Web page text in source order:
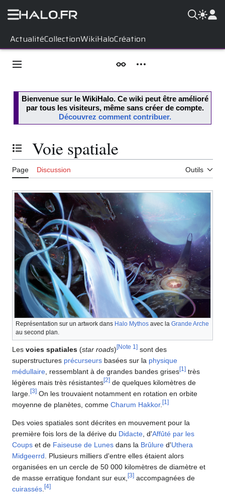
ActualitéCollectionWikiHaloCréation
contenu
Menu principal ApparenceOutils personnels
Bienvenue sur le WikiHalo. Ce wiki peut être amélioré
par tous les visiteurs, même sans créer de compte.
Découvrez comment contribuer.
Basculer la table des matières
Voie spatiale
Page Discussion Outils
Représentation sur un artwork dans Halo Mythos avec la Grande Arche
au second plan.
Les voies spatiales (star roads) [Note 1 ] sont des
superstructures précurseurs basées sur la physique
médullaire , ressemblant à de grandes bandes grises[1 ] très
légères mais très résistantes[2] de quelques kilomètres de
large. [3] On les trouvaient notamment en rotation en orbite
moyenne de planètes, comme Charum Hakkor. [1 ]
Des voies spatiales sont décrites en mouvement pour la
première fois lors de la dérive du Didacte , d'Affûté par les
Coups et de Faiseuse de Lunes dans la Brûlure d'Uthera
Midgeerrd . Plusieurs milliers d'entre elles étaient alors
organisées en un cercle de 50 000 kilomètres de diamètre et
de masse erratique fondant sur eux, [3] accompagnées de
cuirassés [4]